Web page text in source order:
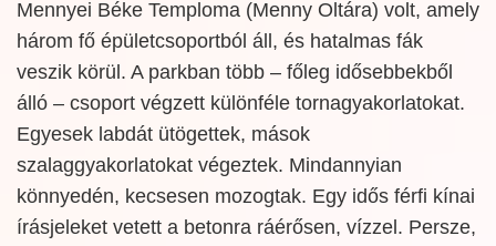
Mennyei Béke Temploma (Menny Oltára) volt, amely
három fő épületcsoportból áll, és hatalmas fák
veszik körül. A parkban több – főleg idősebbekből
álló – csoport végzett különféle tornagyakorlatokat.
Egyesek labdát ütögettek, mások
szalaggyakorlatokat végeztek. Mindannyian
könnyedén, kecsesen mozogtak. Egy idős férfi kínai
írásjeleket vetett a betonra ráérősen, vízzel. Persze,